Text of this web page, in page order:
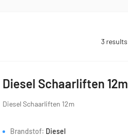
3 results
Diesel Schaarliften 12m
Diesel Schaarliften 12m
Brandstof: Diesel